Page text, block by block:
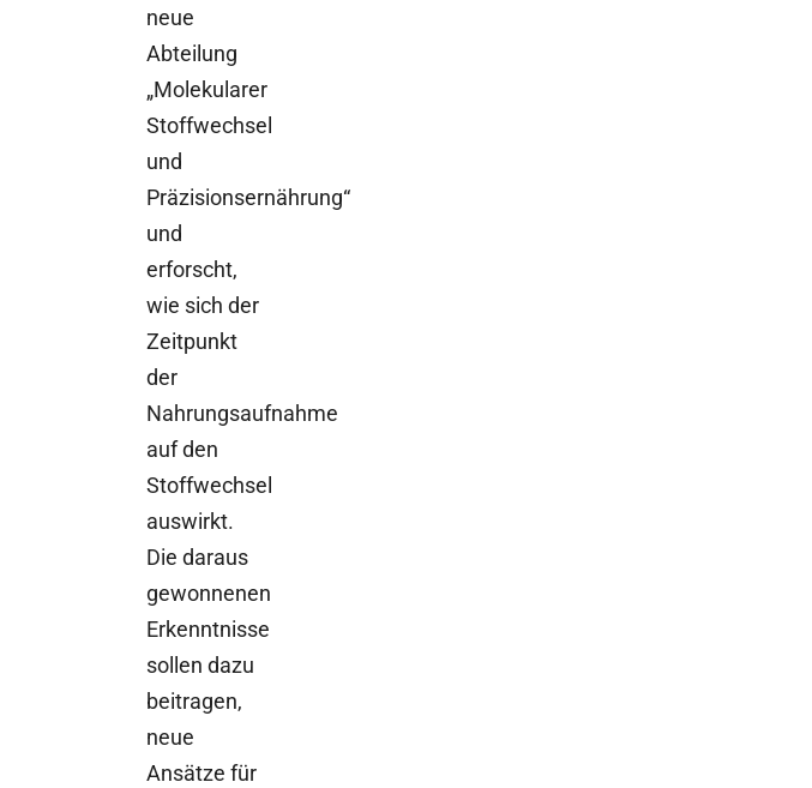
neue
Abteilung
„Molekularer
Stoffwechsel
und
Präzisionsernährung“
und
erforscht,
wie sich der
Zeitpunkt
der
Nahrungsaufnahme
auf den
Stoffwechsel
auswirkt.
Die daraus
gewonnenen
Erkenntnisse
sollen dazu
beitragen,
neue
Ansätze für